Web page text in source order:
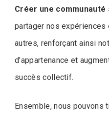
Créer une communauté
partager nos expériences
autres, renforçant ainsi
d’appartenance et
succès collectif.
Ensemble, nous pouvons